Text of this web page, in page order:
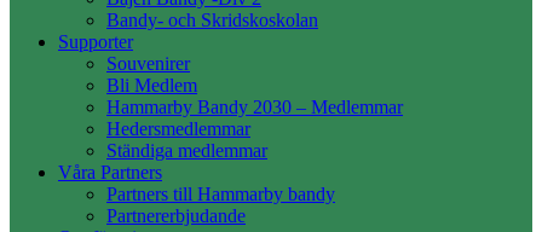
Bandy- och Skridskoskolan
Supporter
Souvenirer
Bli Medlem
Hammarby Bandy 2030 – Medlemmar
Hedersmedlemmar
Ständiga medlemmar
Våra Partners
Partners till Hammarby bandy
Partnererbjudande